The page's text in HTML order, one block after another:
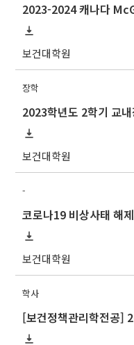
보건대학원
장학
2023학년도 2학기 교
보건대학원
-
코로나19 비상사태 해
보건대학원
학사